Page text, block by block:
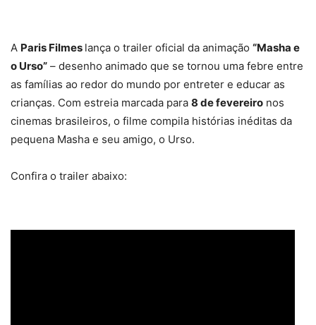
A Paris Filmes lança o trailer oficial da animação “Masha e
o Urso” – desenho animado que se tornou uma febre entre
as famílias ao redor do mundo por entreter e educar as
crianças. Com estreia marcada para 8 de fevereiro nos
cinemas brasileiros, o filme compila histórias inéditas da
pequena Masha e seu amigo, o Urso.
Confira o trailer abaixo: